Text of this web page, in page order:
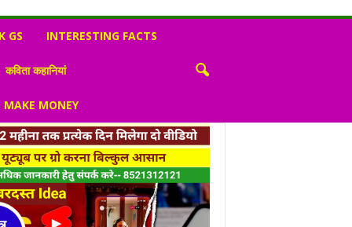
GS INTERESTING FACTS
कविता कहानियां
MONEY